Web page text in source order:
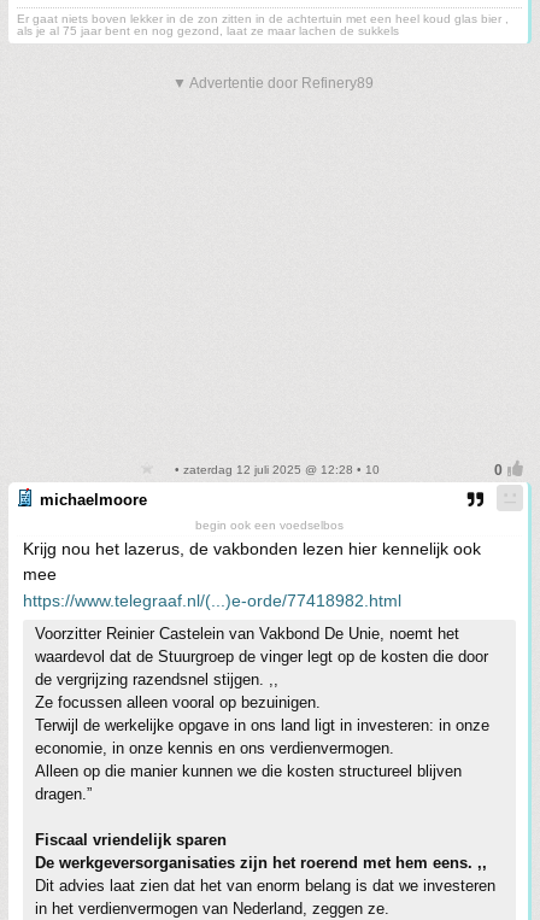
Er gaat niets boven lekker in de zon zitten in de achtertuin met een heel koud glas bier ,
als je al 75 jaar bent en nog gezond, laat ze maar lachen de sukkels
▼ Advertentie door Refinery89
• zaterdag 12 juli 2025 @ 12:28 • 10
michaelmoore
begin ook een voedselbos
Krijg nou het lazerus, de vakbonden lezen hier kennelijk ook
mee
https://www.telegraaf.nl/(...)e-orde/77418982.html
Voorzitter Reinier Castelein van Vakbond De Unie, noemt het
waardevol dat de Stuurgroep de vinger legt op de kosten die door
de vergrijzing razendsnel stijgen. ,,
Ze focussen alleen vooral op bezuinigen.
Terwijl de werkelijke opgave in ons land ligt in investeren: in onze
economie, in onze kennis en ons verdienvermogen.
Alleen op die manier kunnen we die kosten structureel blijven
dragen.”
Fiscaal vriendelijk sparen
De werkgeversorganisaties zijn het roerend met hem eens. ,,
Dit advies laat zien dat het van enorm belang is dat we investeren
in het verdienvermogen van Nederland, zeggen ze.